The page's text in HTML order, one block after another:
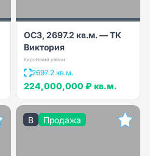
ОСЗ, 2697.2 кв.м. — ТК
Виктория
Кировский район
2697.2 кв.м.
224,000,000 ₽ кв.м.
B Продажа